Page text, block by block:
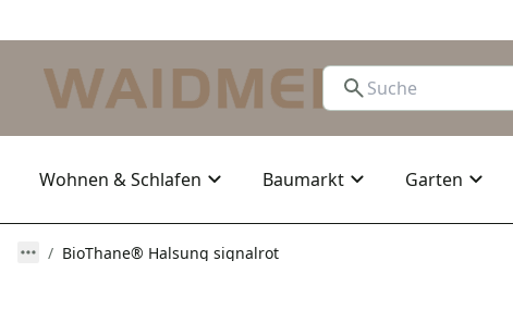
Wohnen & Schlafen Baumarkt Garten
BioThane® Halsung signalrot